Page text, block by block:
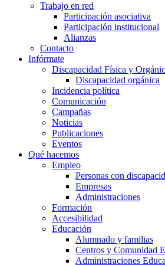
Trabajo en red
Participación asociativa
Participación institucional
Alianzas
Contacto
Infórmate
Discapacidad Física y
Discapacidad orgánica
Incidencia política
Comunicación
Campañas
Noticias
Publicaciones
Eventos
Qué hacemos
Empleo
Personas con
Empresas
Administraciones
Formación
Accesibilidad
Educación
Alumnado y familias
Centros y Comunidad
Administraciones